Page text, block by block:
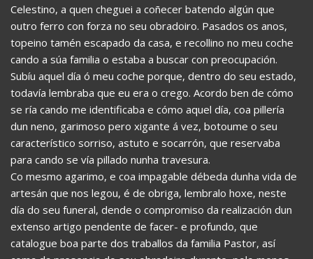
Celestino, a quen cheguei a coñecer batendo algún que
outro ferro con forza no seu obradoiro. Pasados os anos,
topeino tamén escapado da casa, e recollino no meu coche
cando a súa familia o estaba a buscar con preocupación.
Subíu aquel día ó meu coche porque, dentro do seu estado,
todavía lembraba que eu era o crego. Acordo ben de cómo
se ría cando me identificaba e cómo aquel día, coa pillería
dun neno, garimoso pero xigante á vez, botoume o seu
característico sorriso, astuto e socarrón, que reservaba
para cando se vía pillado nunha travesura.
Co mesmo agarimo, e coa impagable débeda dunha vida de
artesán que nos legou, é de obriga, lembralo hoxe, neste
día do seu funeral, dende o compromiso da realización dun
extenso artigo pendente de facer- e profundo, que
catalogue boa parte dos traballos da familia Pastor, así